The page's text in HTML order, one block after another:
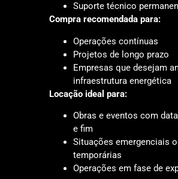
Suporte técnico
Compra recomendada para:
Operações contínuas
Projetos de longo prazo
Empresas que desejam
infraestrutura energética
Locação ideal para:
Obras e eventos com
e fim
Situações emergenciais
temporárias
Operações em fase de